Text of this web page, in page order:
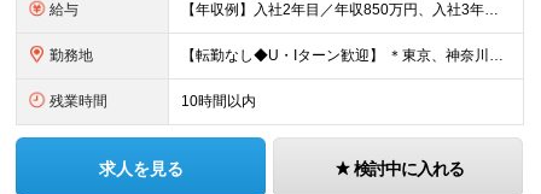
給与 【年収例】入社2年目／年収850万円、入社3年目／年収1020万円 月給29万円～＋賞与年2回＋報奨金年4回（インセンティブ） ※入社時の想定年収450万円～1000万円 ※上記月給には固定残業代（月
勤務地 【転勤なし◆U・Iターン歓迎】 ＊東京、神奈川、埼玉、千葉の拠点いずれかに配属 ＊勤務地の希望を考慮して配属いたします ◆本社 ┗東京都江東区亀戸1丁目39番5号 サンウエストホームビル6階 ◆横
残業時間 10時間以内
求人を見る 検討中に入れる